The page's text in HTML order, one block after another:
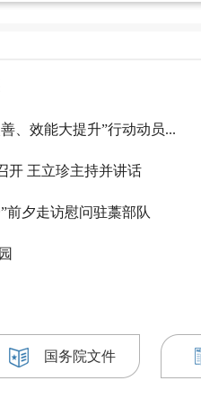
、效能大提升”行动动员...
开 王立珍主持并讲话
前夕走访慰问驻藁部队
国务院文件